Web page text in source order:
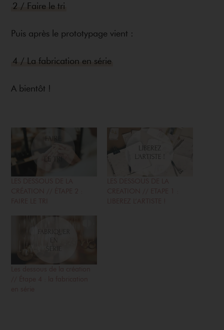
2 / Faire le tri
Puis après le prototypage vient :
4 / La fabrication en série
A bientôt !